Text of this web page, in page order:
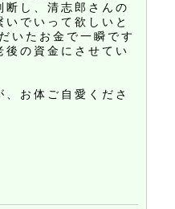
断し、清志郎さんの
でいって欲しいと
いたお金で一瞬です
後の資金にさせてい
お体ご自愛くださ